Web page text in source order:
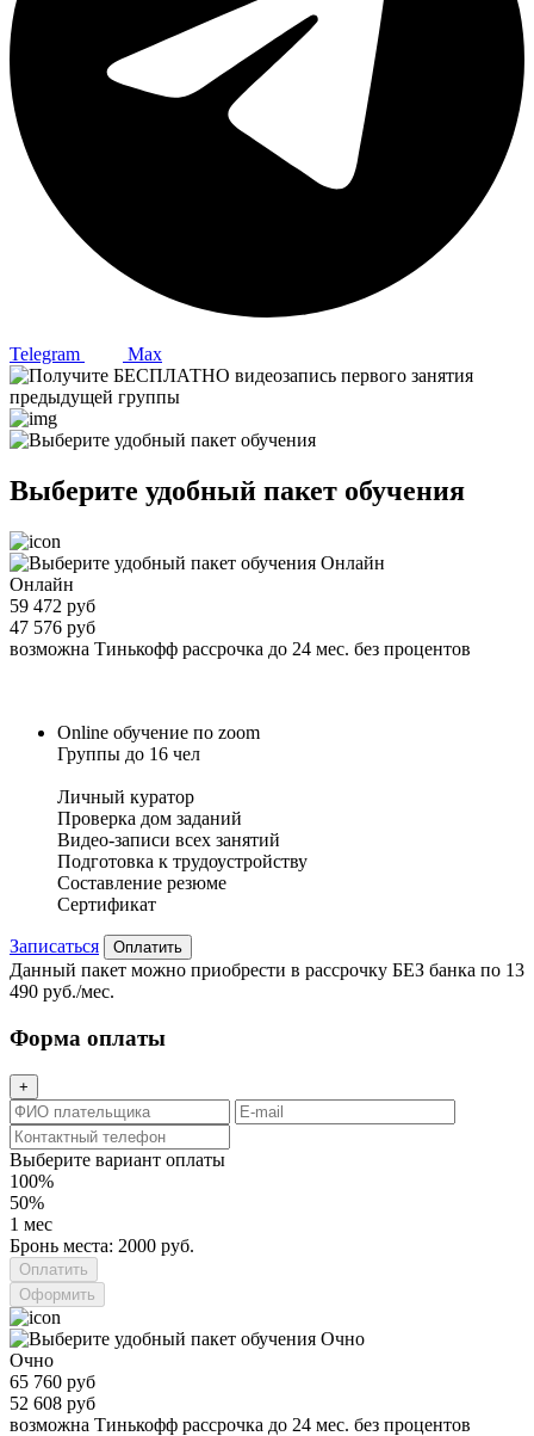
Telegram Max
Выберите удобный пакет обучения
Онлайн
59 472 руб
47 576 руб
возможна Тинькофф рассрочка до 24 мес. без процентов
Online обучение по zoom
Группы до 16 чел
Личный куратор
Проверка дом заданий
Видео-записи всех занятий
Подготовка к трудоустройству
Составление резюме
Сертификат
Записаться Оплатить
Данный пакет можно приобрести в рассрочку БЕЗ банка по 13
490 руб./мес.
Форма оплаты
+
Выберите вариант оплаты
100%
50%
1 мес
Бронь места: 2000 руб.
Оформить
Очно
65 760 руб
52 608 руб
возможна Тинькофф рассрочка до 24 мес. без процентов